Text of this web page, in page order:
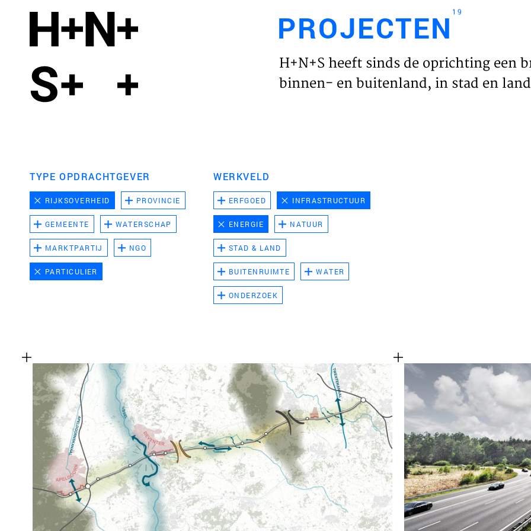
HOME
PROJECTEN 19
H+N+S heeft sinds de oprichting een
binnen- en buitenland, in stad en
TYPE OPDRACHTGEVER
RIJKSOVERHEID PROVINCIE
GEMEENTE WATERSCHAP
MARKTPARTIJ NGO
PARTICULIER
WERKVELD
ERFGOED INFRASTRUCTUUR
ENERGIE NATUUR
STAD & LAND
BUITENRUIMTE WATER
ONDERZOEK